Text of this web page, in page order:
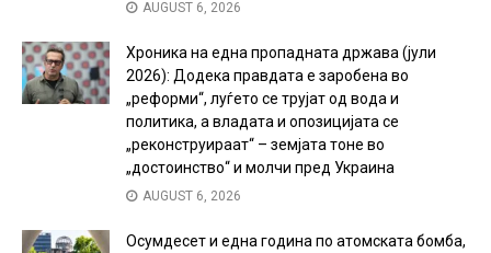
AUGUST 6, 2026
Хроника на една пропадната држава (јули
2026): Додека правдата е заробена во
„реформи“, луѓето се трујат од вода и
политика, а владата и опозицијата се
„реконструираат“ – земјата тоне во
„достоинство“ и молчи пред Украина
AUGUST 6, 2026
Осумдесет и една година по атомската бомба,